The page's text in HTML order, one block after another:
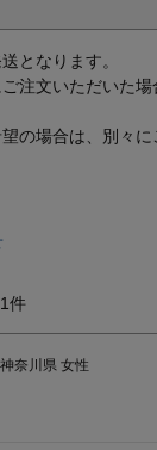
となります。
注文いただいた
の場合は、別々に
1
神奈川県 女性